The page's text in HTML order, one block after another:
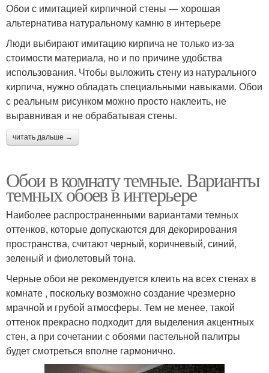
Обои с имитацией кирпичной стены — хорошая
альтернатива натуральному камню в интерьере
Люди выбирают имитацию кирпича не только из-за
стоимости материала, но и по причине удобства
использования. Чтобы выложить стену из натурального
кирпича, нужно обладать специальными навыками. Обои
с реальным рисунком можно просто наклеить, не
выравнивая и не обрабатывая стены.
читать дальше →
Обои в комнату темные. Варианты
темных обоев в интерьере
Наиболее распространенными вариантами темных
оттенков, которые допускаются для декорирования
пространства, считают черный, коричневый, синий,
зеленый и фиолетовый тона.
Черные обои не рекомендуется клеить на всех стенах в
комнате , поскольку возможно создание чрезмерно
мрачной и грубой атмосферы. Тем не менее, такой
оттенок прекрасно подходит для выделения акцентных
стен, а при сочетании с обоями пастельной палитры
будет смотреться вполне гармонично.